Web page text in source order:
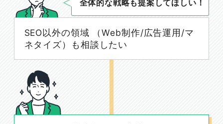
全体的な戦略も提案してほしい！
SEO以外の領域 （Web制作/広告運用/マ
ネタイズ）も相談したい